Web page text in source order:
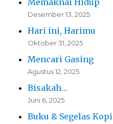
Memaknai Hidup
Desember 13, 2025
Hari ini, Harimu
Oktober 31, 2025
Mencari Gasing
Agustus 12, 2025
Bisakah…
Juni 6, 2025
Buku & Segelas Kopi